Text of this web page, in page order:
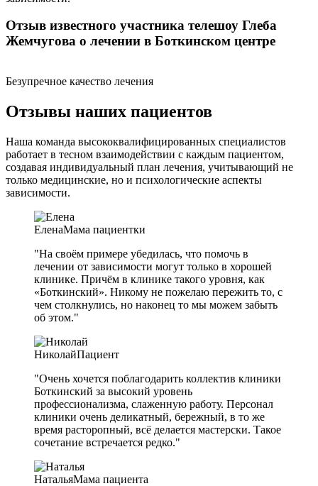
Отзыв известного участника телешоу Глеба
Жемчугова о лечении в Боткинском центре
Безупречное качество лечения
Отзывы наших пациентов
Наша команда высококвалифицированных специалистов
работает в тесном взаимодействии с каждым пациентом,
создавая индивидуальный план лечения, учитывающий не
только медицинские, но и психологические аспекты
зависимости.
ЕленаМама пациентки
"На своём примере убедилась, что помочь в
лечении от зависимости могут только в хорошей
клинике. Причём в клинике такого уровня, как
«Боткинский». Никому не пожелаю пережить то, с
чем столкнулись, но наконец то мы можем забыть
об этом."
НиколайПациент
"Очень хочется поблагодарить коллектив клиники
Боткинский за высокий уровень
профессионализма, слаженную работу. Персонал
клиники очень деликатный, бережный, в то же
время расторопный, всё делается мастерски. Такое
сочетание встречается редко."
НатальяМама пациента